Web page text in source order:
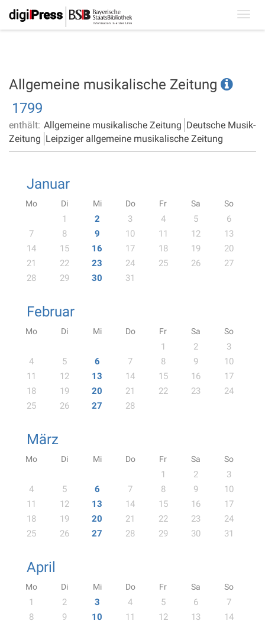
Allgemeine musikalische Zeitung
1799
enthält: Allgemeine musikalische Zeitung Deutsche Musik-
Zeitung Leipziger allgemeine musikalische Zeitung
Januar
Mo Di Mi Do Fr Sa So
1 2 3 4 5
6
7
8 9 10 11 12
13
14
15 16 17 18 19
20
21
22 23 24 25 26
27
28
29 30 31
Februar
Mo Di Mi Do Fr Sa So
1 2
3
4
5 6 7 8 9
10
11
12 13 14 15 16
17
18
19 20 21 22 23
24
25
26 27 28
März
Mo Di Mi Do Fr Sa So
1 2
3
4
5 6 7 8 9
10
11
12 13 14 15 16
17
18
19 20 21 22 23
24
25
26 27 28 29 30 31
April
Mo Di Mi Do Fr Sa So
1 2 3 4 5 6
7
8
9 10 11 12 13
14